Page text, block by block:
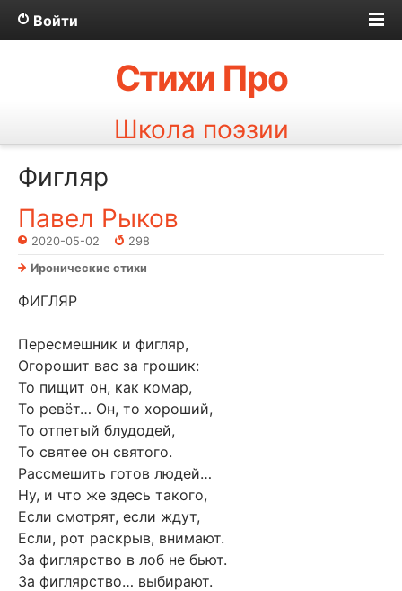
Войти
Стихи Про
Школа поэзии
Фигляр
Павел Рыков
2020-05-02
298
Иронические стихи
ФИГЛЯР
Пересмешник и фигляр,
Огорошит вас за грошик:
То пищит он, как комар,
То ревёт… Он, то хороший,
То отпетый блудодей,
То святее он святого.
Рассмешить готов людей…
Ну, и что же здесь такого,
Если смотрят, если ждут,
Если, рот раскрыв, внимают.
За фиглярство в лоб не бьют.
За фиглярство… выбирают.